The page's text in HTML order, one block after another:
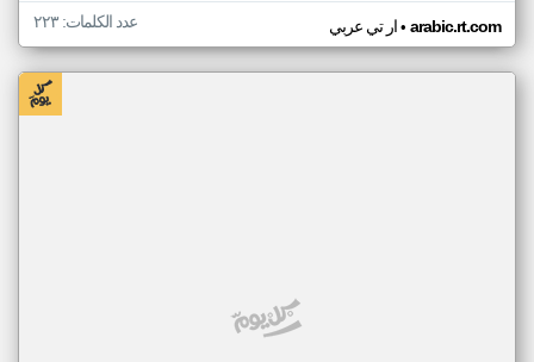
ار تي عربي• arabic.rt.com عدد الكلمات: ٢٢٣